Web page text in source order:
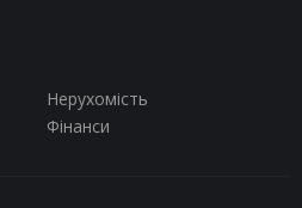
Нерухомість
Фінанси